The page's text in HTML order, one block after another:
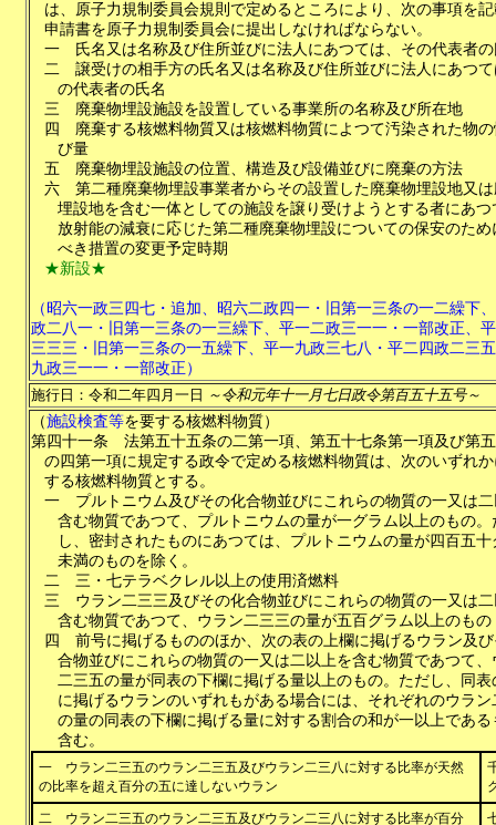
は、原子力規制委員会規則で定めるところにより、次の事項を
申請書を原子力規制委員会に提出しなければならない。
一
氏名又は名称及び住所並びに法人にあつては、その代表者
二
譲受けの相手方の氏名又は名称及び住所並びに法人にあつ
の代表者の氏名
三
廃棄物埋設施設を設置している事業所の名称及び所在地
四
廃棄する核燃料物質又は核燃料物質によつて汚染された物
び量
五
廃棄物埋設施設の位置、構造及び設備並びに廃棄の方法
六
第二種廃棄物埋設事業者からその設置した廃棄物埋設地又
埋設地を含む一体としての施設を譲り受けようとする者にあつ
放射能の減衰に応じた第二種廃棄物埋設についての保安のため
べき措置の変更予定時期
★新設★
（昭六一政三四七・追加、昭六二政四一・旧第一三条の一二繰下
政二八一・旧第一三条の一三繰下、平一二政三一一・一部改正、
三三三・旧第一三条の一五繰下、平一九政三七八・平二四政二三
九政三一一・一部改正）
施行日：令和二年四月一日 ～令和元年十一月七日政令第百五十五号～
（施設検査等を要する核燃料物質）
第四十一条
法第五十五条の二第一項、第五十七条第一項及び第
の四第一項に規定する政令で定める核燃料物質は、次のいずれ
する核燃料物質とする。
一
プルトニウム及びその化合物並びにこれらの物質の一又は
含む物質であつて、プルトニウムの量が一グラム以上のもの。
し、密封されたものにあつては、プルトニウムの量が四百五十
未満のものを除く。
二
三・七テラベクレル以上の使用済燃料
三
ウラン二三三及びその化合物並びにこれらの物質の一又は
含む物質であつて、ウラン二三三の量が五百グラム以上のもの
四
前号に掲げるもののほか、次の表の上欄に掲げるウラン及
合物並びにこれらの物質の一又は二以上を含む物質であつて、
二三五の量が同表の下欄に掲げる量以上のもの。ただし、同表
に掲げるウランのいずれもがある場合には、それぞれのウラン
の量の同表の下欄に掲げる量に対する割合の和が一以上である
含む。
一 ウラン二三五のウラン二三五及びウラン二三八に対する比率が天然
の比率を超え百分の五に達しないウラン
二 ウラン二三五のウラン二三五及びウラン二三八に対する比率が百分